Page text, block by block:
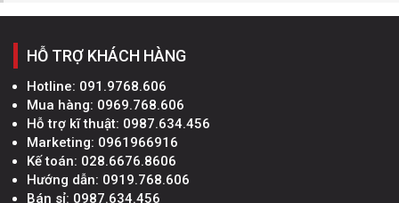
HỖ TRỢ KHÁCH HÀNG
Hotline: 091.9768.606
Mua hàng: 0969.768.606
Hỗ trợ kĩ thuật: 0987.634.456
Marketing: 0961966916
Kế toán: 028.6676.8606
Hướng dẫn: 0919.768.606
Bán sỉ: 0987.634.456